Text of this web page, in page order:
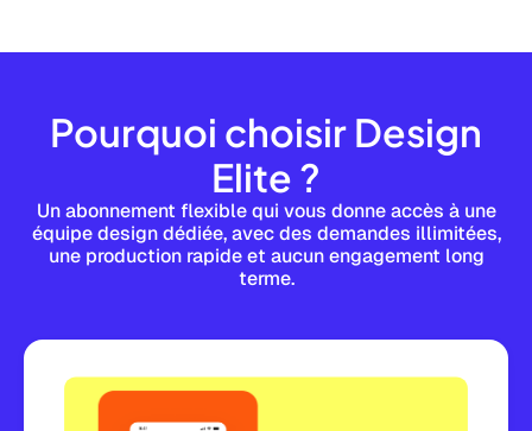
Pourquoi choisir Design
Elite ?
Un abonnement flexible qui vous donne accès à une
équipe design dédiée, avec des demandes illimitées,
une production rapide et aucun engagement long
terme.